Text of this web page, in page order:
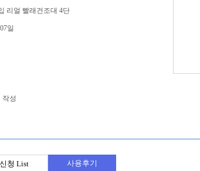
리얼 빨래건조대 4단
일
작성
신청 List 사용후기